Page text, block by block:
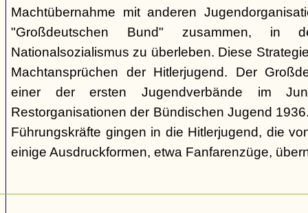
Machtübernahme mit anderen
"Großdeutschen Bund" zusammen,
Nationalsozialismus zu überleben. Diese
Machtansprüchen der Hitlerjugend. Der
einer der ersten Jugendverbände im
Restorganisationen der Bündischen Jugend
Führungskräfte gingen in die Hitlerjugend, die
einige Ausdruckformen, etwa Fanfarenzüge,